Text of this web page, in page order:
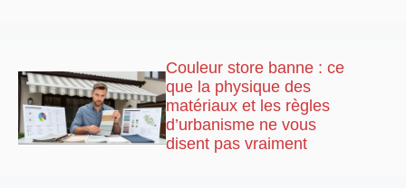
Couleur store banne : ce
que la physique des
matériaux et les règles
d’urbanisme ne vous
disent pas vraiment